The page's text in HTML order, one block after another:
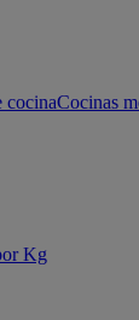
cocinaCocinas
Kg